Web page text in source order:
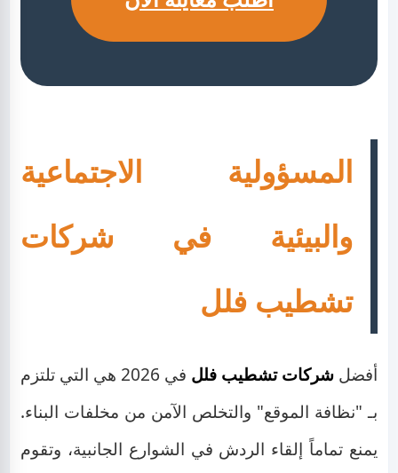
المسؤولية الاجتماعية
والبيئية في شركات
تشطيب فلل
أفضل شركات تشطيب فلل
في 2026 هي التي تلتزم
بـ "نظافة الموقع" والتخلص الآمن من مخلفات البناء.
يمنع تماماً إلقاء الردش في الشوارع الجانبية، وتقوم